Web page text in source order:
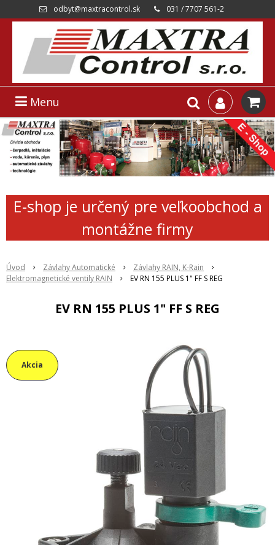
odbyt@maxtracontrol.sk 031 / 7707 561-2
Menu
E-shop je určený pre veľkoobchod a
montážne firmy
Úvod Závlahy Automatické
Závlahy RAIN, K-Rain
Elektromagnetické ventily RAIN
EV RN 155 PLUS 1" FF S REG
EV RN 155 PLUS 1" FF S REG
Akcia